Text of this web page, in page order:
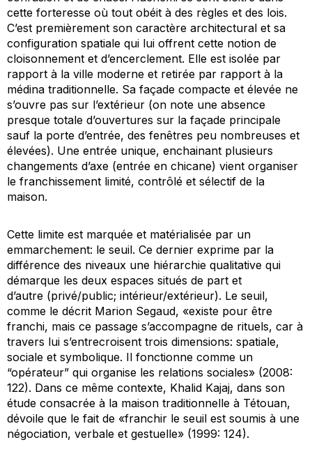
cette forteresse où tout obéit à des règles et des lois.
C’est premièrement son caractère architectural et sa
configuration spatiale qui lui offrent cette notion de
cloisonnement et d’encerclement. Elle est isolée par
rapport à la ville moderne et retirée par rapport à la
médina traditionnelle. Sa façade compacte et élevée ne
s’ouvre pas sur l’extérieur (on note une absence
presque totale d’ouvertures sur la façade principale
sauf la porte d’entrée, des fenêtres peu nombreuses et
élevées). Une entrée unique, enchainant plusieurs
changements d’axe (entrée en chicane) vient organiser
le franchissement limité, contrôlé et sélectif de la
maison.
Cette limite est marquée et matérialisée par un
emmarchement: le seuil. Ce dernier exprime par la
différence des niveaux une hiérarchie qualitative qui
démarque les deux espaces situés de part et
d’autre (privé/public; intérieur/extérieur). Le seuil,
comme le décrit Marion Segaud, «existe pour être
franchi, mais ce passage s’accompagne de rituels, car à
travers lui s’entrecroisent trois dimensions: spatiale,
sociale et symbolique. Il fonctionne comme un
“opérateur” qui organise les relations sociales» (2008:
122). Dans ce même contexte, Khalid Kajaj, dans son
étude consacrée à la maison traditionnelle à Tétouan,
dévoile que le fait de «franchir le seuil est soumis à une
négociation, verbale et gestuelle» (1999: 124).